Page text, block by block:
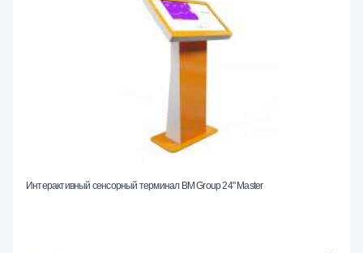
Интерактивный сенсорный терминал BM Group 24" Master